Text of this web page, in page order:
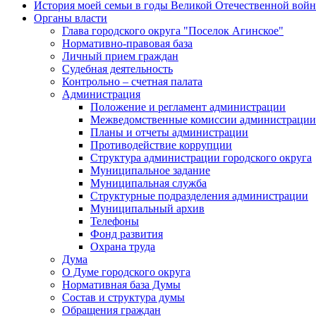
История моей семьи в годы Великой Отечественной
Органы власти
Глава городского округа "Поселок Агинское"
Нормативно-правовая база
Личный прием граждан
Судебная деятельность
Контрольно – счетная палата
Администрация
Положение и регламент администрации
Межведомственные комиссии администрации
Планы и отчеты администрации
Противодействие коррупции
Структура администрации городского округа
Муниципальное задание
Муниципальная служба
Структурные подразделения администрации
Муниципальный архив
Телефоны
Фонд развития
Охрана труда
Дума
О Думе городского округа
Нормативная база Думы
Состав и структура думы
Обращения граждан